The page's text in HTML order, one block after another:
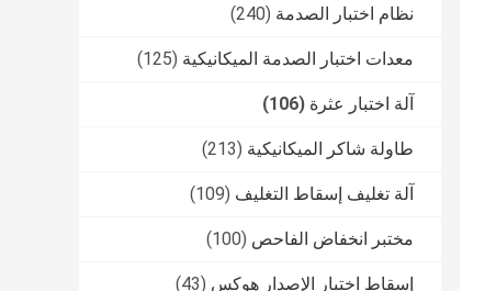
نظام اختبار الصدمة (240)
معدات اختبار الصدمة الميكانيكية (125)
آلة اختبار عثرة (106)
طاولة شاكر الميكانيكية (213)
آلة تغليف إسقاط التغليف (109)
مختبر انخفاض الفاحص (100)
إسقاط اختبار الإصدار هوكس (43)